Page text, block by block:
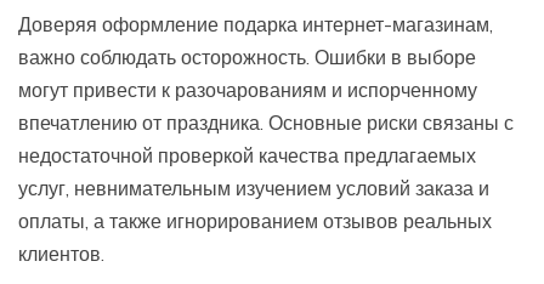
Доверяя оформление подарка интернет-магазинам,
важно соблюдать осторожность. Ошибки в выборе
могут привести к разочарованиям и испорченному
впечатлению от праздника. Основные риски связаны с
недостаточной проверкой качества предлагаемых
услуг, невнимательным изучением условий заказа и
оплаты, а также игнорированием отзывов реальных
клиентов.